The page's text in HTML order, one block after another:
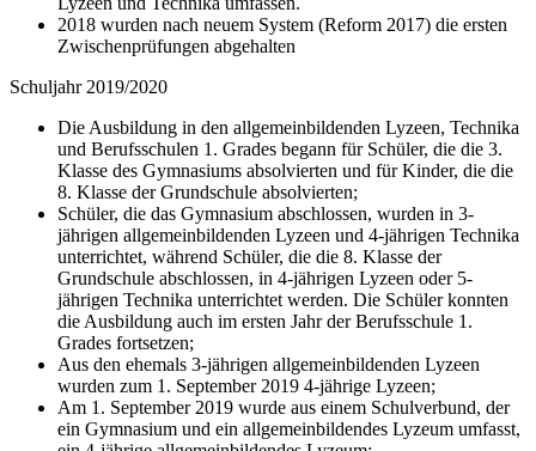
2018 wurden nach neuem System (Reform 2017) die ersten
Zwischenprüfungen abgehalten
Schuljahr 2019/2020
Die Ausbildung in den allgemeinbildenden Lyzeen, Technika
und Berufsschulen 1. Grades begann für Schüler, die die 3.
Klasse des Gymnasiums absolvierten und für Kinder, die die
8. Klasse der Grundschule absolvierten;
Schüler, die das Gymnasium abschlossen, wurden in 3-
jährigen allgemeinbildenden Lyzeen und 4-jährigen Technika
unterrichtet, während Schüler, die die 8. Klasse der
Grundschule abschlossen, in 4-jährigen Lyzeen oder 5-
jährigen Technika unterrichtet werden. Die Schüler konnten
die Ausbildung auch im ersten Jahr der Berufsschule 1.
Grades fortsetzen;
Aus den ehemals 3-jährigen allgemeinbildenden Lyzeen
wurden zum 1. September 2019 4-jährige Lyzeen;
Am 1. September 2019 wurde aus einem Schulverbund, der
ein Gymnasium und ein allgemeinbildendes Lyzeum umfasst,